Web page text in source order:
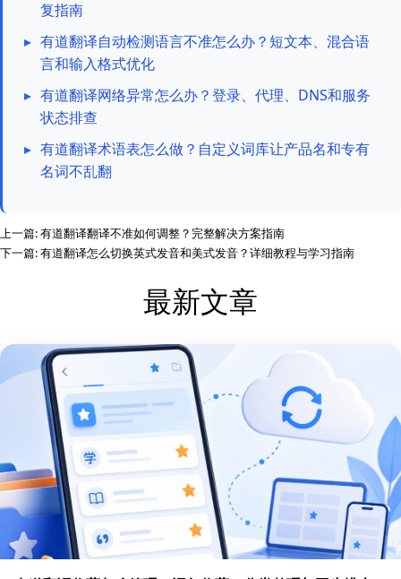
复指南
▸ 有道翻译自动检测语言不准怎么办？短文本、混合语
言和输入格式优化
▸ 有道翻译网络异常怎么办？登录、代理、DNS和服务
状态排查
▸ 有道翻译术语表怎么做？自定义词库让产品名和专有
名词不乱翻
上一篇:有道翻译翻译不准如何调整？完整解决方案指南
下一篇:有道翻译怎么切换英式发音和美式发音？详细教程与学习指南
最新文章